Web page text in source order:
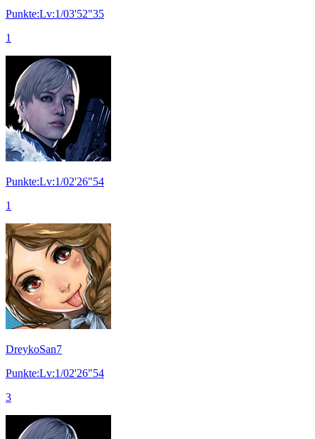
Punkte:Lv:1/03'52"35
1
Punkte:Lv:1/02'26"54
1
DreykoSan7
Punkte:Lv:1/02'26"54
3